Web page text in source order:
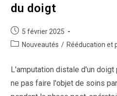
du doigt
Publication
publiée :
5 février 2025
PostNouveautés / Rééducation et
L'amputation distale d'un
ne pas faire l'objet de soins